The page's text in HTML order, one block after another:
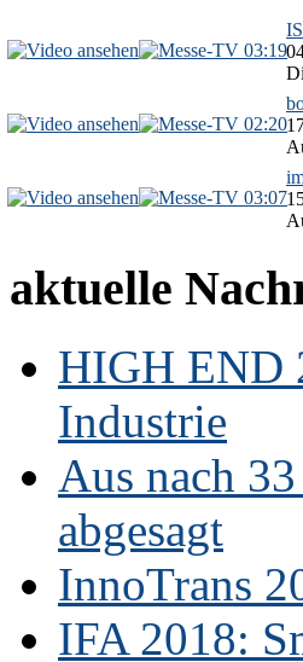
03:19
02:20
03:07
aktuelle
HIGH END
Industrie
Aus nach
abgesagt
InnoTrans
IFA 2018: